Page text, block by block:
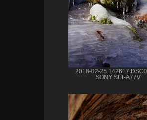
2018-02-25 142617
SONY SLT-A77V